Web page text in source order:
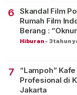
6
Skandal Film
Rumah Film
Berang :
Merusak
Hiburan - 3 tahun
7
“Lampoh”
Profesional di
Jakarta